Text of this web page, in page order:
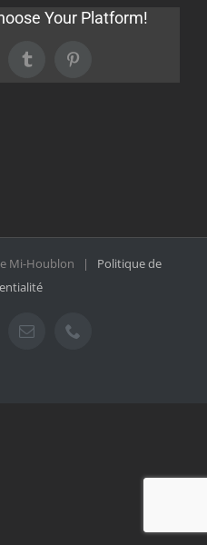
Your Platform!
Tumblr
Mi-Houblon | Politique de
Email